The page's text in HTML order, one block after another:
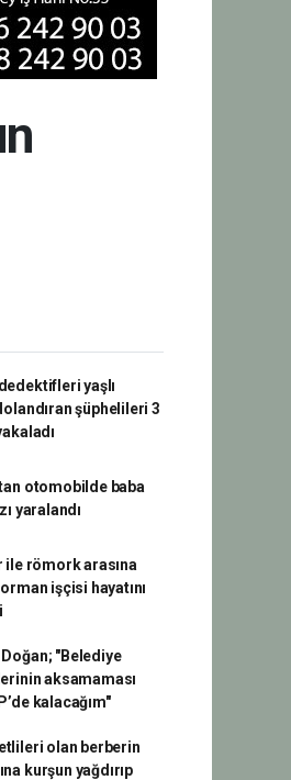
yaşlı
şüphelileri 3
otomobilde baba
yaralandı
römork arasına
orman işçisi hayatını
Doğan; "Belediye
aksamaması
kalacağım"
olan berberin
kurşun yağdırıp